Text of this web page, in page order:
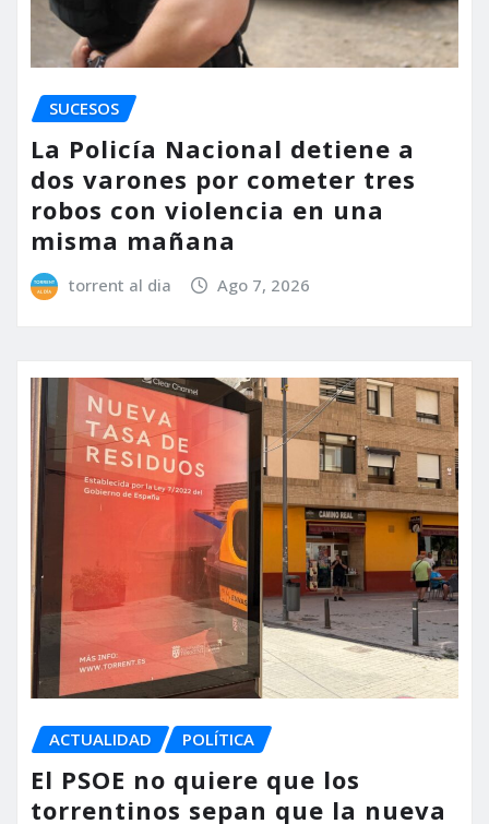
SUCESOS
La Policía Nacional detiene a
dos varones por cometer tres
robos con violencia en una
misma mañana
torrent al dia Ago 7, 2026
ACTUALIDAD POLÍTICA
El PSOE no quiere que los
torrentinos sepan que la nueva